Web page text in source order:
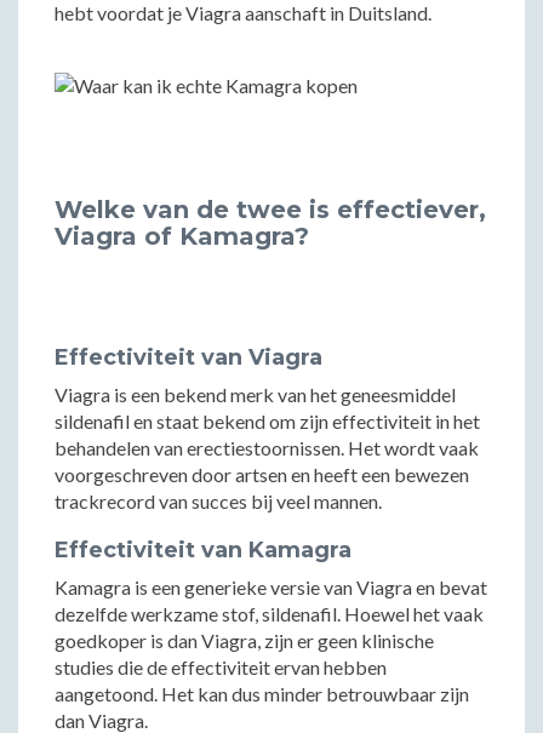
hebt voordat je Viagra aanschaft in Duitsland.
Welke van de twee is effectiever,
Viagra of Kamagra?
Effectiviteit van Viagra
Viagra is een bekend merk van het geneesmiddel
sildenafil en staat bekend om zijn effectiviteit in het
behandelen van erectiestoornissen. Het wordt vaak
voorgeschreven door artsen en heeft een bewezen
trackrecord van succes bij veel mannen.
Effectiviteit van Kamagra
Kamagra is een generieke versie van Viagra en bevat
dezelfde werkzame stof, sildenafil. Hoewel het vaak
goedkoper is dan Viagra, zijn er geen klinische
studies die de effectiviteit ervan hebben
aangetoond. Het kan dus minder betrouwbaar zijn
dan Viagra.